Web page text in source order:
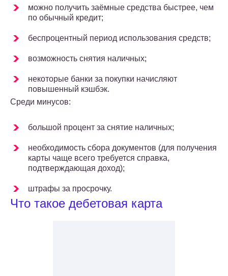
можно получить заёмные средства быстрее, чем
по обычный кредит;
беспроцентный период использования средств;
возможность снятия наличных;
некоторые банки за покупки начисляют
повышенный кэшбэк.
Среди минусов:
большой процент за снятие наличных;
необходимость сбора документов (для получения
карты чаще всего требуется справка,
подтверждающая доход);
штрафы за просрочку.
Что такое дебетовая карта